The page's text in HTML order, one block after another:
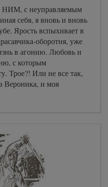
НИМ, с неуправляемым
себя, я вновь и вновь
Ярость вспыхивает в
оборотня, уже
в агонию. Любовь и
с которым
Трое?! Или не все так,
Вероника, и моя